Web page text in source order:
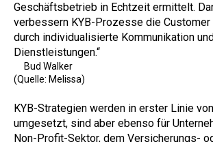
Geschäftsbetrieb in Echtzeit ermittelt.
verbessern KYB-Prozesse die Customer
durch individualisierte Kommunikation
Dienstleistungen.“
Bud Walker
(Quelle: Melissa)
KYB-Strategien werden in erster Linie
umgesetzt, sind aber ebenso für
Non-Profit-Sektor, dem Versicherungs‑